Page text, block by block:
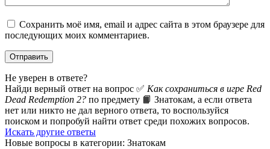
Сохранить моё имя, email и адрес сайта в этом браузере для
последующих моих комментариев.
Не уверен в ответе?
Найди верный ответ на вопрос ✅ Как сохраниться в игре Red
Dead Redemption 2? по предмету 📙 Знатокам, а если ответа
нет или никто не дал верного ответа, то воспользуйся
поиском и попробуй найти ответ среди похожих вопросов.
Искать другие ответы
Новые вопросы в категории: Знатокам